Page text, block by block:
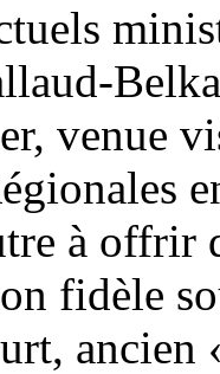
venue
à offrir
fidèle
ancien